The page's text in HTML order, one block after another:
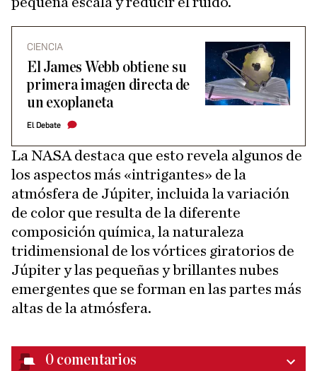
CIENCIA
El James Webb obtiene su
primera imagen directa de
un exoplaneta
El Debate
La NASA destaca que esto revela algunos de
los aspectos más «intrigantes» de la
atmósfera de Júpiter, incluida la variación
de color que resulta de la diferente
composición química, la naturaleza
tridimensional de los vórtices giratorios de
Júpiter y las pequeñas y brillantes nubes
emergentes que se forman en las partes más
altas de la atmósfera.
0 comentarios